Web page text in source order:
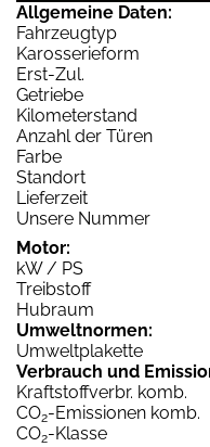
Allgemeine Daten:
Fahrzeugtyp
Karosserieform
Erst-Zul.
Getriebe
Kilometerstand
Anzahl der Türen
Farbe
Standort
Lieferzeit
Unsere Nummer
Motor:
kW / PS
Treibstoff
Hubraum
Umweltnormen:
Umweltplakette
Verbrauch und
Kraftstoffverbr. komb.
CO2-Emissionen komb.
CO2-Klasse